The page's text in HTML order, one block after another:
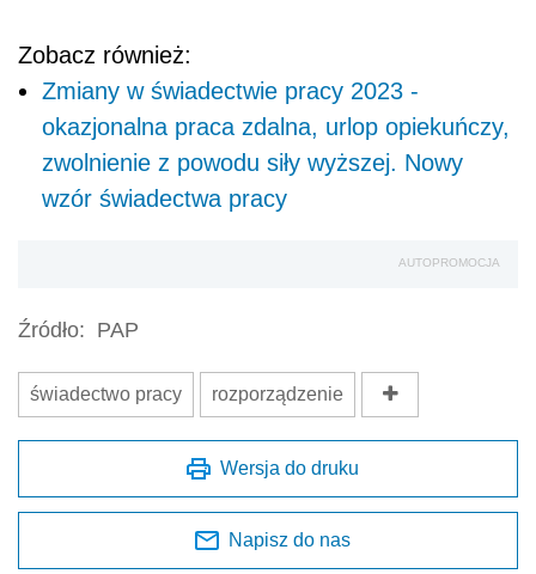
Zobacz również:
Zmiany w świadectwie pracy 2023 -
okazjonalna praca zdalna, urlop opiekuńczy,
zwolnienie z powodu siły wyższej. Nowy
wzór świadectwa pracy
AUTOPROMOCJA
Źródło: PAP
świadectwo pracy rozporządzenie
Wersja do druku
Napisz do nas